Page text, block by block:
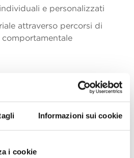
Informazioni sui cookie
i cookie
e personalizzati
attraverso percorsi di
di imparare gli uni dagli
la diffusione in tutta
conoscenza ed